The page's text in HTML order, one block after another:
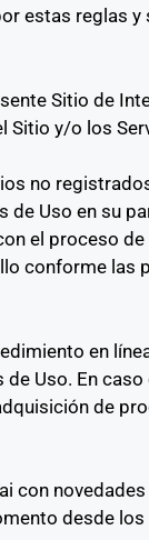
estas reglas y
Sitio de
Sitio y/o los
no
Uso en su
el proceso
conforme las
en
Uso. En caso
de
con
desde los